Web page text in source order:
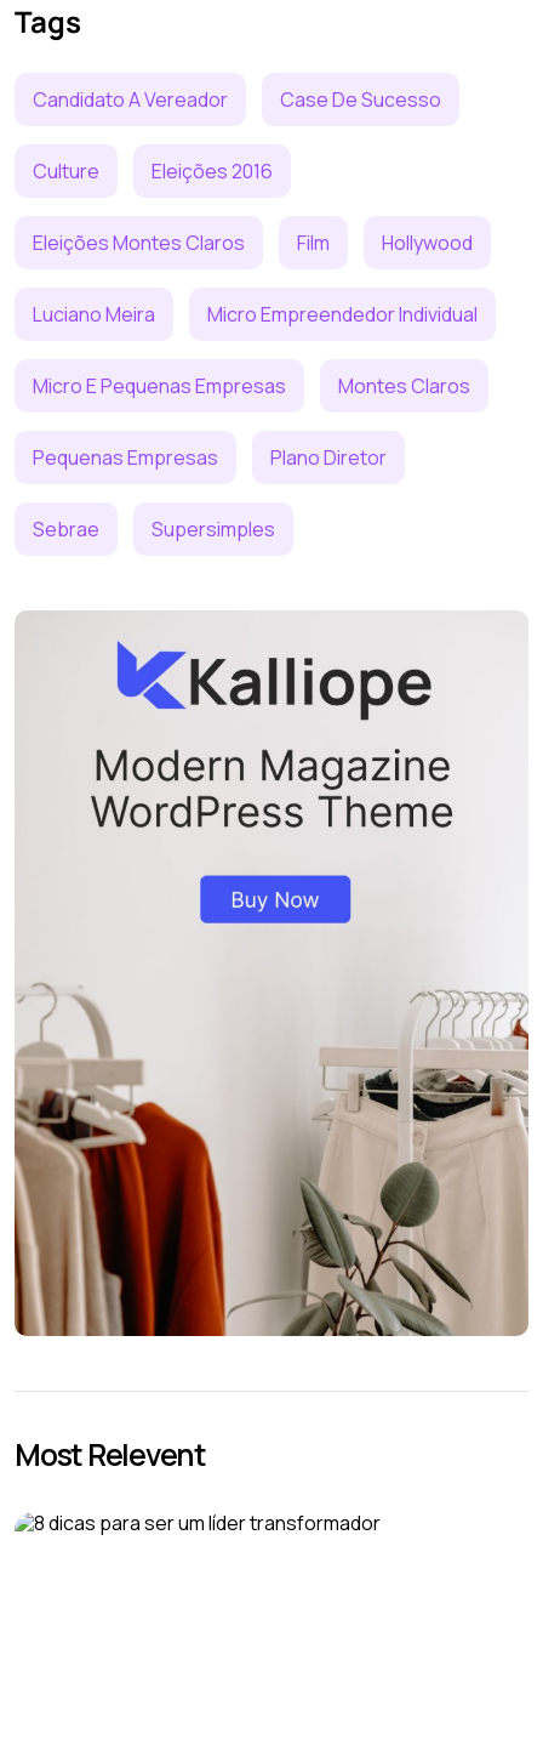
Tags
Candidato A Vereador Case De Sucesso
Culture Eleições 2016
Eleições Montes Claros Film Hollywood
Luciano Meira Micro Empreendedor Individual
Micro E Pequenas Empresas Montes Claros
Pequenas Empresas Plano Diretor
Sebrae Supersimples
Most Relevent